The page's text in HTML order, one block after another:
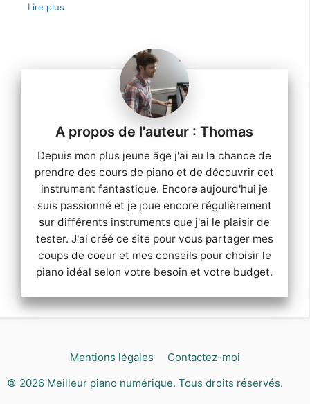
Lire plus
Thomas
Depuis mon plus jeune âge j'ai eu la chance de
prendre des cours de piano et de découvrir cet
instrument fantastique. Encore aujourd'hui je
suis passionné et je joue encore régulièrement
sur différents instruments que j'ai le plaisir de
tester. J'ai créé ce site pour vous partager mes
coups de coeur et mes conseils pour choisir le
piano idéal selon votre besoin et votre budget.
Mentions légales
Contactez-moi
© 2026 Meilleur piano numérique. Tous droits réservés.